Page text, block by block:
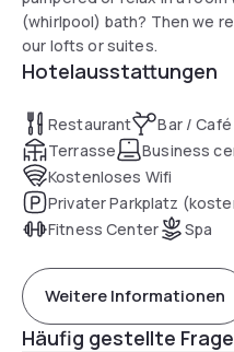
(whirlpool) bath? Then we
our lofts or suites.
Hotelausstattungen
Restaurant Bar / Café
Terrasse
Business
Kostenloses Wifi
Privater Parkplatz
Fitness Center
Spa
Weitere Informationen
Häufig gestellte